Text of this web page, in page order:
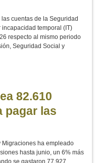
cuentas de la Seguridad
temporal (IT)
respecto al mismo periodo
Seguridad Social y
82.610
pagar las
Migraciones ha empleado
hasta junio, un 6% más